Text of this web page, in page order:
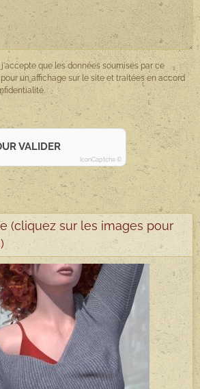
que les données soumises par ce
un affichage sur le site et traitées en accord
VALIDER
IconCaptcha ©
(cliquez sur les images pour